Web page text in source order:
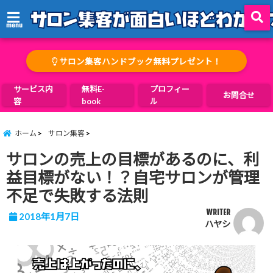
menu
サロン集客ハンドブック無料プレゼント！
サービス内
容
無料E-
book
プロフィー
ル
お問合せ
ホーム サロン集客
サロンの売上の目標があるのに、利
益目標がない！？自宅サロンが管理
不足で失敗する法則
2018年1月7日 WRITER
ハヤシ